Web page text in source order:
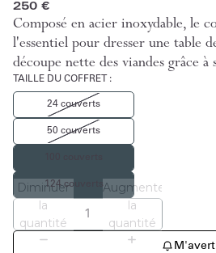
250 €
Composé en acier inoxydable, le
l'essentiel pour dresser une table
découpe nette des viandes grâce
TAILLE DU COFFRET :
24 couverts
50 couverts
124 couverts
Diminuer
la
quantité
Augmenter
la
quantité